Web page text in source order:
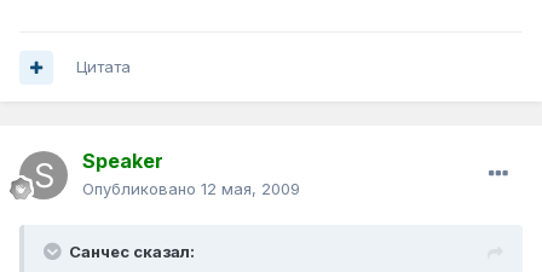
Цитата
Speaker
Опубликовано 12 мая, 2009
Санчес сказал: